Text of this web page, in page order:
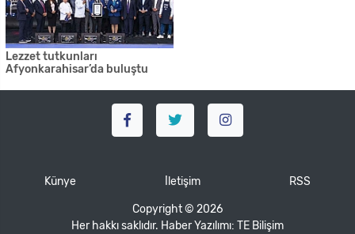
Lezzet tutkunları
Afyonkarahisar’da buluştu
Künye İletişim RSS
Copyright © 2026
Her hakkı saklıdır. Haber Yazılımı: TE Bilişim